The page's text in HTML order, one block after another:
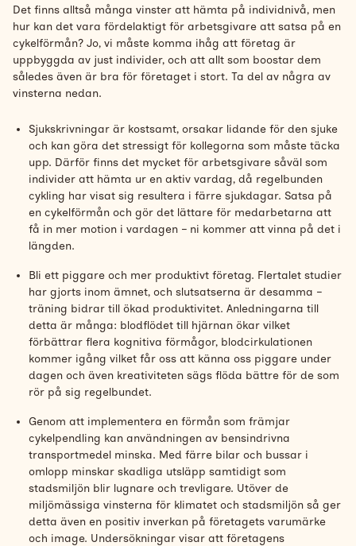
Det finns alltså många vinster att hämta på individnivå, men
hur kan det vara fördelaktigt för arbetsgivare att satsa på en
cykelförmån? Jo, vi måste komma ihåg att företag är
uppbyggda av just individer, och att allt som boostar dem
således även är bra för företaget i stort. Ta del av några av
vinsterna nedan.
Sjukskrivningar är kostsamt, orsakar lidande för den sjuke
och kan göra det stressigt för kollegorna som måste täcka
upp. Därför finns det mycket för arbetsgivare såväl som
individer att hämta ur en aktiv vardag, då regelbunden
cykling har visat sig resultera i färre sjukdagar. Satsa på
en cykelförmån och gör det lättare för medarbetarna att
få in mer motion i vardagen – ni kommer att vinna på det i
längden.
Bli ett piggare och mer produktivt företag. Flertalet studier
har gjorts inom ämnet, och slutsatserna är desamma –
träning bidrar till ökad produktivitet. Anledningarna till
detta är många: blodflödet till hjärnan ökar vilket
förbättrar flera kognitiva förmågor, blodcirkulationen
kommer igång vilket får oss att känna oss piggare under
dagen och även kreativiteten sägs flöda bättre för de som
rör på sig regelbundet.
Genom att implementera en förmån som främjar
cykelpendling kan användningen av bensindrivna
transportmedel minska. Med färre bilar och bussar i
omlopp minskar skadliga utsläpp samtidigt som
stadsmiljön blir lugnare och trevligare. Utöver de
miljömässiga vinsterna för klimatet och stadsmiljön så ger
detta även en positiv inverkan på företagets varumärke
och image. Undersökningar visar att företagens